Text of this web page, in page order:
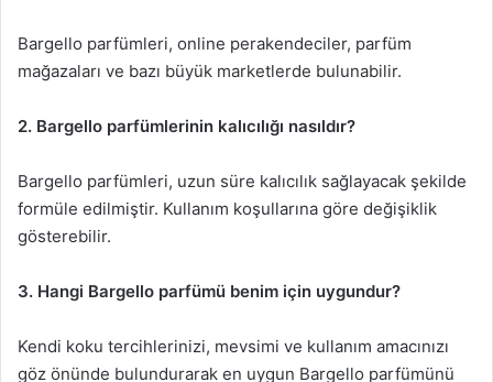
Bargello parfümleri, online perakendeciler, parfüm
mağazaları ve bazı büyük marketlerde bulunabilir.
2. Bargello parfümlerinin kalıcılığı nasıldır?
Bargello parfümleri, uzun süre kalıcılık sağlayacak şekilde
formüle edilmiştir. Kullanım koşullarına göre değişiklik
gösterebilir.
3. Hangi Bargello parfümü benim için uygundur?
Kendi koku tercihlerinizi, mevsimi ve kullanım amacınızı
göz önünde bulundurarak en uygun Bargello parfümünü